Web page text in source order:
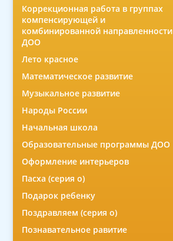
Коррекционная работа в группах
компенсирующей и
комбинированной направленности
ДОО
Лето красное
Математическое развитие
Музыкальное развитие
Народы России
Начальная школа
Образовательные программы ДОО
Оформление интерьеров
Пасха (серия о)
Подарок ребенку
Поздравляем (серия о)
Познавательное равитие